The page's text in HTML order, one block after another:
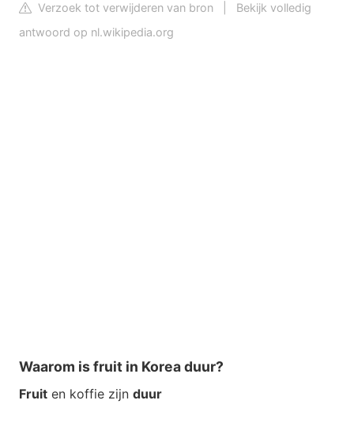
Verzoek tot verwijderen van bron
Bekijk volledig
antwoord op nl.wikipedia.org
Waarom is fruit in Korea duur?
Fruit en koffie zijn duur